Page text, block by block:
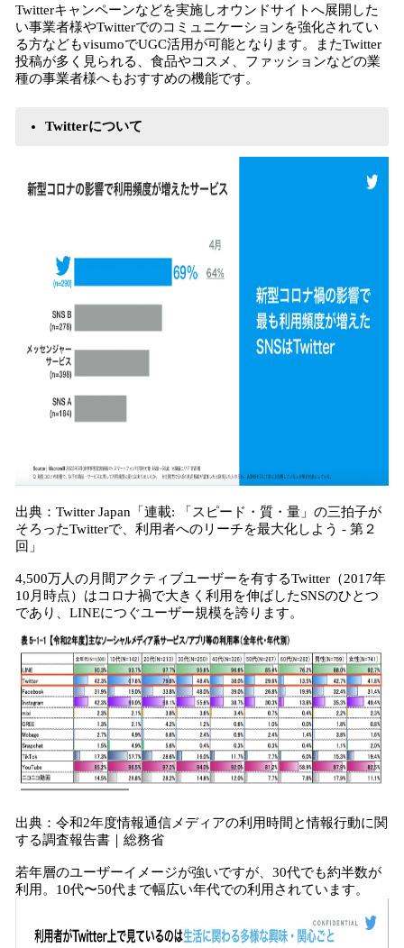
Twitterキャンペーンなどを実施しオウンドサイトへ展開した
い事業者様やTwitterでのコミュニケーションを強化されてい
る方などもvisumoでUGC活用が可能となります。またTwitter
投稿が多く見られる、食品やコスメ、ファッションなどの業
種の事業者様へもおすすめの機能です。
Twitterについて
出典：Twitter Japan「連載: 「スピード・質・量」の三拍子が
そろったTwitterで、利用者へのリーチを最大化しよう - 第２
回」
4,500万人の月間アクティブユーザーを有するTwitter（2017年
10月時点）はコロナ禍で大きく利用を伸ばしたSNSのひとつ
であり、LINEにつぐユーザー規模を誇ります。
出典：令和2年度情報通信メディアの利用時間と情報行動に関
する調査報告書｜総務省
若年層のユーザーイメージが強いですが、30代でも約半数が
利用。10代〜50代まで幅広い年代での利用されています。